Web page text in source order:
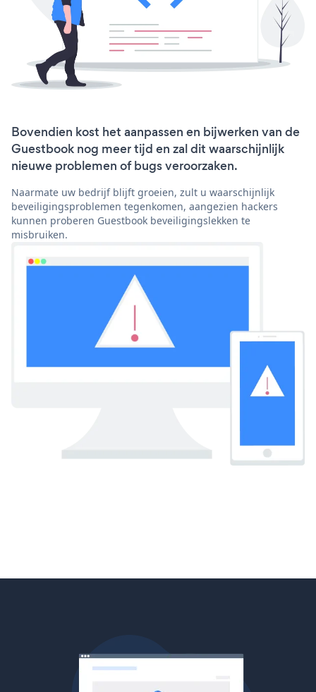
Bovendien kost het aanpassen en bijwerken van de
Guestbook nog meer tijd en zal dit waarschijnlijk
nieuwe problemen of bugs veroorzaken.
Naarmate uw bedrijf blijft groeien, zult u waarschijnlijk
beveiligingsproblemen tegenkomen, aangezien hackers
kunnen proberen Guestbook beveiligingslekken te
misbruiken.